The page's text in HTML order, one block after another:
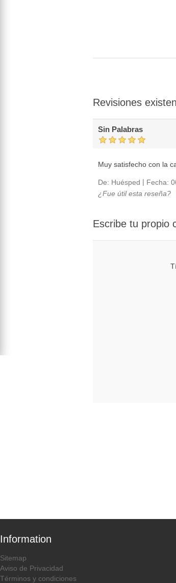
Revisiones
Sin Palabras
Muy satisfecho con la
De: Huésped | Fecha:
¿Fue útil esta reseña?
Escribe tu propio
Information
Sitemap
Aviso de Privacidad
Términos y condiciones